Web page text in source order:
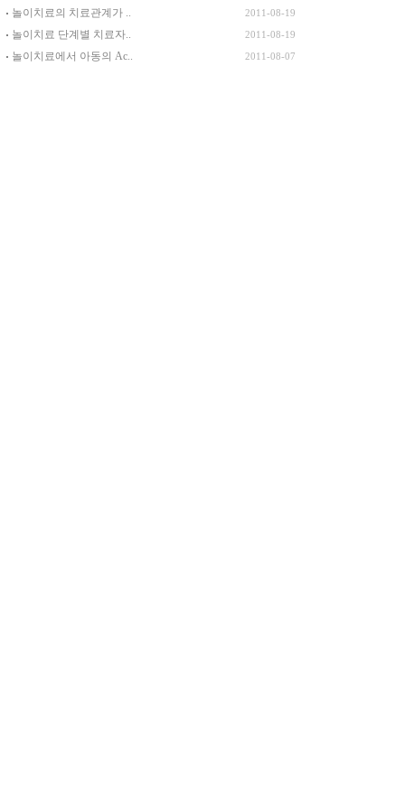
놀이치료의 치료관계가 .. 2011-08-19
놀이치료 단계별 치료자.. 2011-08-19
놀이치료에서 아동의 Ac.. 2011-08-07